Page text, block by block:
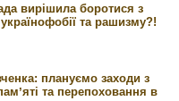
вирішила боротися з
та рашизму?!
плануємо заходи з
та перепоховання в